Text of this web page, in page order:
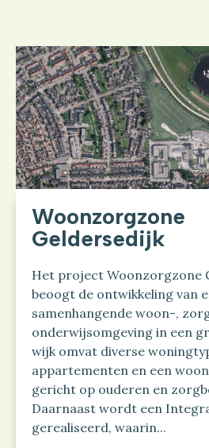
Woonzorgzone
Geldersedijk
Het project Woonzorgzone
beoogt de ontwikkeling van
samenhangende woon-,
onderwijsomgeving in een
wijk omvat diverse
appartementen en een
gericht op ouderen en
Daarnaast wordt een
gerealiseerd, waarin...